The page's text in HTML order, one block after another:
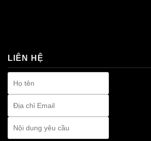
LIÊN HỆ